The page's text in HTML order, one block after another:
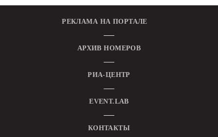
РЕКЛАМА НА ПОРТАЛЕ
АРХИВ НОМЕРОВ
РИА-ЦЕНТР
EVENT.LAB
КОНТАКТЫ